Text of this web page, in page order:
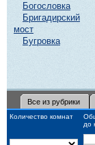
Богословка
Бригадирский
мост
Бугровка
Все из рубрики
Количество комнат
до